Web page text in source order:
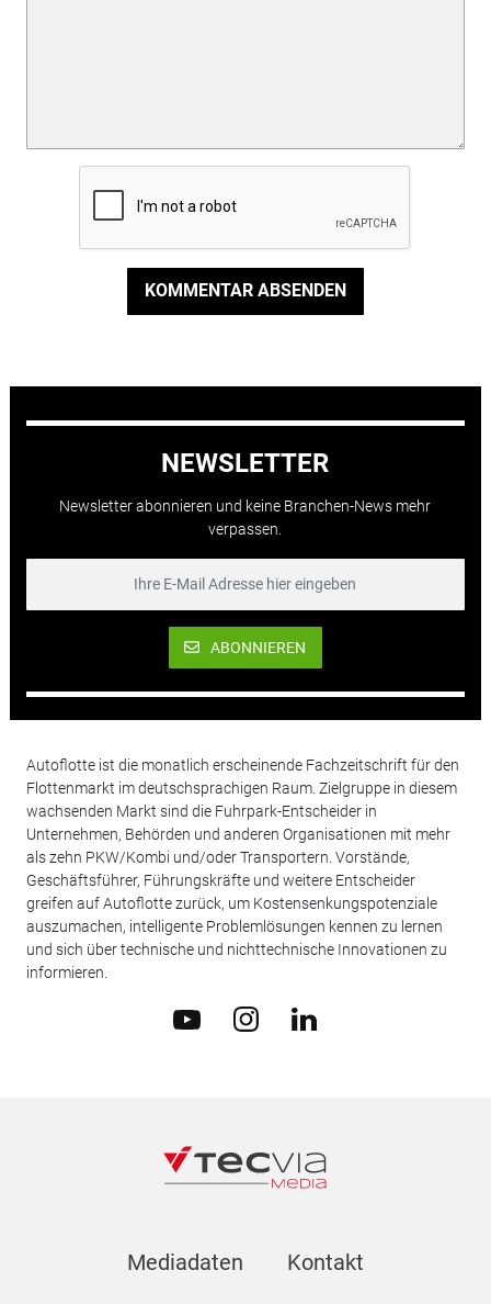
KOMMENTAR ABSENDEN
NEWSLETTER
Newsletter abonnieren und keine Branchen-News mehr
verpassen.
ABONNIEREN
Autoflotte ist die monatlich erscheinende Fachzeitschrift für den
Flottenmarkt im deutschsprachigen Raum. Zielgruppe in diesem
wachsenden Markt sind die Fuhrpark-Entscheider in
Unternehmen, Behörden und anderen Organisationen mit mehr
als zehn PKW/Kombi und/oder Transportern. Vorstände,
Geschäftsführer, Führungskräfte und weitere Entscheider
greifen auf Autoflotte zurück, um Kostensenkungspotenziale
auszumachen, intelligente Problemlösungen kennen zu lernen
und sich über technische und nichttechnische Innovationen zu
informieren.
Mediadaten Kontakt